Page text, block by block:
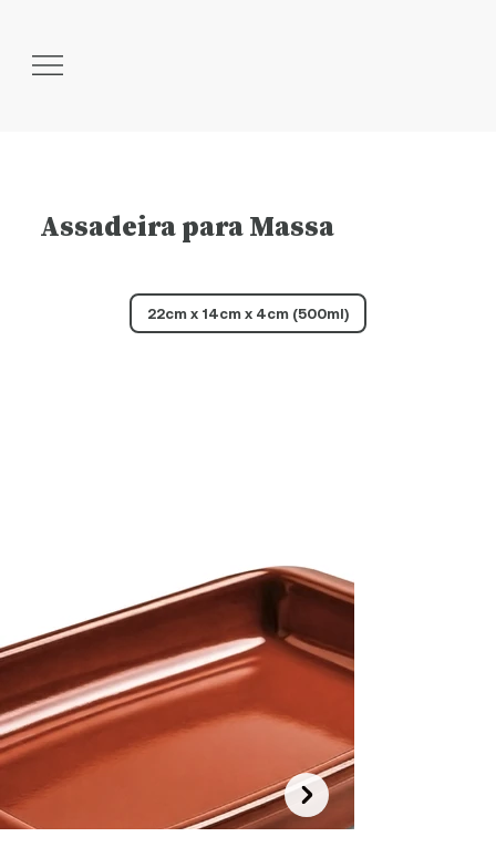
Assadeira para Massa
22cm x 14cm x 4cm (500ml)